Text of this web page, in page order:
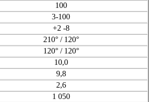
100
3-100
+2 -8
210° / 120°
120° / 120°
10,0
9,8
2,6
1 050